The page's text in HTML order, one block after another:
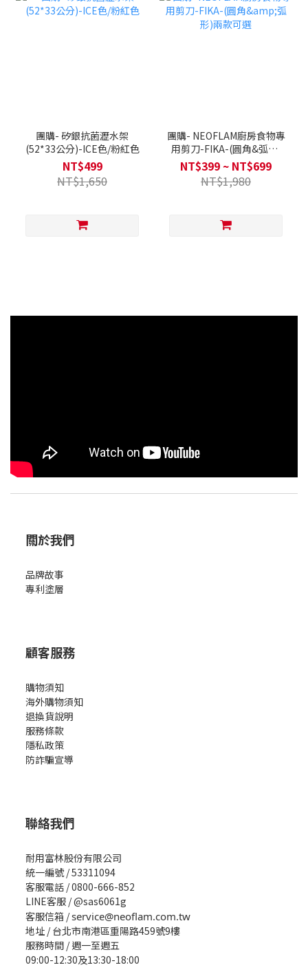
團購- 矽銀抗菌瀝水架
(52*33公分)-ICE色/粉紅色
NT$499
NT$1,650
團購- NEOFLAM廚房食物專
用剪刀-FIKA-(圓角&弧形)
兩款可選
NT$399 ~ NT$699
NT$1,980
關於我們
品牌故事
專利塗層
顧客服務
購物須知
海外購物須知
退換貨說明
服務條款
隱私政策
防詐騙宣導
聯絡我們
耐用富林股份有限公司
統一編號 / 53311094
客服電話 / 0800-666-852
LINE客服 / @sas6061g
客服信箱 /service@neoflam.com.tw
地址 / 台北市南港區重陽路459號9樓
服務時間 / 週一至週五
09:00-12:30及13:30-18:00